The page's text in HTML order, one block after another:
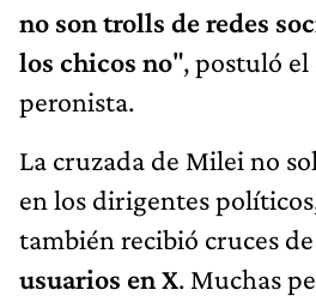
no son trolls de redes
los chicos no", postuló
peronista.
La cruzada de Milei no
en los dirigentes
también recibió cruces de
usuarios en X. Muchas